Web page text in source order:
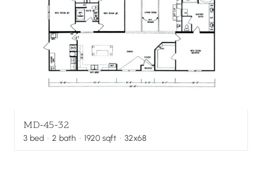
MD-45-32
3 bed · 2 bath · 1920 sqft· 32x68